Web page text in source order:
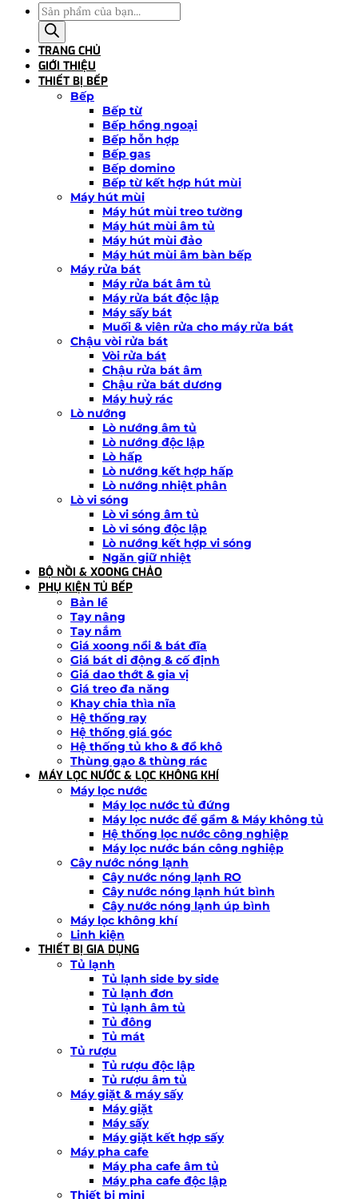
Tìm
kiếm
sản
phẩm
TRANG CHỦ
GIỚI THIỆU
THIẾT BỊ BẾP
Bếp
Bếp từ
Bếp hồng ngoại
Bếp hỗn hợp
Bếp gas
Bếp domino
Bếp từ kết hợp hút mùi
Máy hút mùi
Máy hút mùi treo tường
Máy hút mùi âm tủ
Máy hút mùi đảo
Máy hút mùi âm bàn bếp
Máy rửa bát
Máy rửa bát âm tủ
Máy rửa bát độc lập
Máy sấy bát
Muối & viên rửa cho máy rửa bát
Chậu vòi rửa bát
Vòi rửa bát
Chậu rửa bát âm
Chậu rửa bát dương
Máy huỷ rác
Lò nướng
Lò nướng âm tủ
Lò nướng độc lập
Lò hấp
Lò nướng kết hợp hấp
Lò nướng nhiệt phân
Lò vi sóng
Lò vi sóng âm tủ
Lò vi sóng độc lập
Lò nướng kết hợp vi sóng
Ngăn giữ nhiệt
BỘ NỒI & XOONG CHẢO
PHỤ KIỆN TỦ BẾP
Bản lề
Tay nâng
Tay nắm
Giá xoong nồi & bát đĩa
Giá bát di động & cố định
Giá dao thớt & gia vị
Giá treo đa năng
Khay chia thìa nĩa
Hệ thống ray
Hệ thống giá góc
Hệ thống tủ kho & đồ khô
Thùng gạo & thùng rác
MÁY LỌC NƯỚC & LỌC KHÔNG KHÍ
Máy lọc nước
Máy lọc nước tủ đứng
Máy lọc nước để gầm & Máy không tủ
Hệ thống lọc nước công nghiệp
Máy lọc nước bán công nghiệp
Cây nước nóng lạnh
Cây nước nóng lạnh RO
Cây nước nóng lạnh hút bình
Cây nước nóng lạnh úp bình
Máy lọc không khí
Linh kiện
THIẾT BỊ GIA DỤNG
Tủ lạnh
Tủ lạnh side by side
Tủ lạnh đơn
Tủ lạnh âm tủ
Tủ đông
Tủ mát
Tủ rượu
Tủ rượu độc lập
Tủ rượu âm tủ
Máy giặt & máy sấy
Máy giặt
Máy sấy
Máy giặt kết hợp sấy
Máy pha cafe
Máy pha cafe âm tủ
Máy pha cafe độc lập
Thiết bị mini